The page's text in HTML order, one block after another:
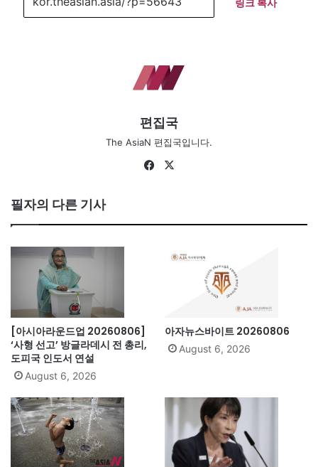
링크 복사
편집국
The AsiaN 편집국입니다.
Fa
필자의 다른 기사
[아시아라운드업 20260806]
‘사형 선고’ 방글라데시 전 총리,
도피국 인도서 연설
August 6, 2026
아자뉴스바이트 20260806
August 6, 2026